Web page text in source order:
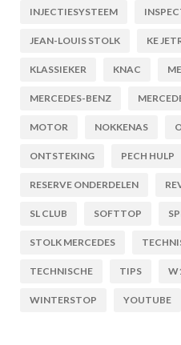
INJECTIESYSTEEM
JEAN-LOUIS STOLK KE
KLASSIEKER KNAC
MERCEDES-BENZ
MOTOR NOKKENAS
ONTSTEKING PECH HULP
RESERVE ONDERDELEN
SL CLUB SOFTTOP
STOLK MERCEDES
TECHNISCHE TIPS
WINTERSTOP YOUTUBE